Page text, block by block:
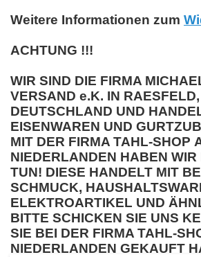
Weitere Informationen zum
ACHTUNG !!!
WIR SIND DIE FIRMA
VERSAND e.K. IN RAESFELD,
DEUTSCHLAND UND
EISENWAREN UND
MIT DER FIRMA TAHL-SHOP
NIEDERLANDEN HABEN WIR
TUN! DIESE HANDELT MIT
SCHMUCK,
ELEKTROARTIKEL UND
BITTE SCHICKEN SIE UNS
SIE BEI DER FIRMA TAHL-
NIEDERLANDEN GEKAUFT